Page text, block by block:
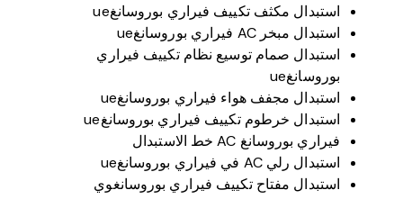
استبدال مكثف تكييف فيراري بوروسانغue
استبدال مبخر AC فيراري بوروسانغue
استبدال صمام توسيع نظام تكييف فيراري
بوروسانغue
استبدال مجفف هواء فيراري بوروسانغue
استبدال خرطوم تكييف فيراري بوروسانغue
فيراري بوروسانغ AC خط الاستبدال
استبدال رلي AC في فيراري بوروسانغue
استبدال مفتاح تكييف فيراري بوروسانغوي